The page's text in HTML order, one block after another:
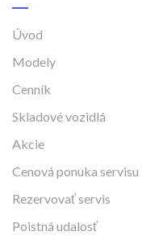
Úvod
Modely
Cenník
Skladové vozidlá
Akcie
Cenová ponuka servisu
Rezervovať servis
Poistná udalosť